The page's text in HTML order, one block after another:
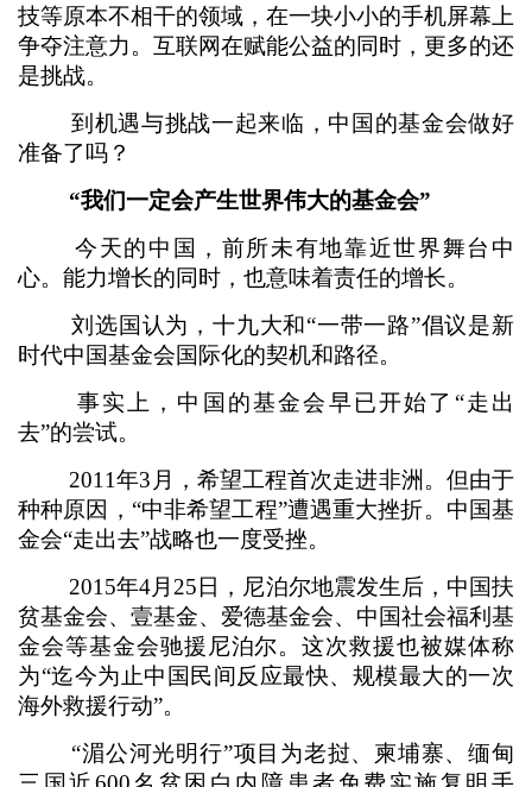
技等原本不相干的领域，在一块小小的手机屏幕上
争夺注意力。互联网在赋能公益的同时，更多的还
是挑战。
到机遇与挑战一起来临，中国的基金会做好
准备了吗？
“我们一定会产生世界伟大的基金会”
今天的中国，前所未有地靠近世界舞台中
心。能力增长的同时，也意味着责任的增长。
刘选国认为，十九大和“一带一路”倡议是新
时代中国基金会国际化的契机和路径。
事实上，中国的基金会早已开始了“走出
去”的尝试。
2011年3月，希望工程首次走进非洲。但由于
种种原因，“中非希望工程”遭遇重大挫折。中国基
金会“走出去”战略也一度受挫。
2015年4月25日，尼泊尔地震发生后，中国扶
贫基金会、壹基金、爱德基金会、中国社会福利基
金会等基金会驰援尼泊尔。这次救援也被媒体称
为“迄今为止中国民间反应最快、规模最大的一次
海外救援行动”。
“湄公河光明行”项目为老挝、柬埔寨、缅甸